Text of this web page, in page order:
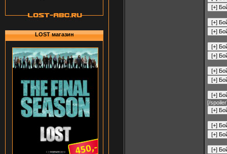
LOST магазин
[/